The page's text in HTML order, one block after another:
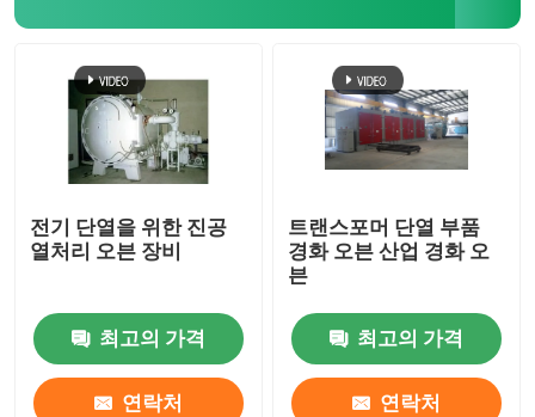
전기 단열을 위한 진공
열처리 오븐 장비
최고의 가격
연락처
트랜스포머 단열 부품
경화 오븐 산업 경화 오
븐
최고의 가격
연락처